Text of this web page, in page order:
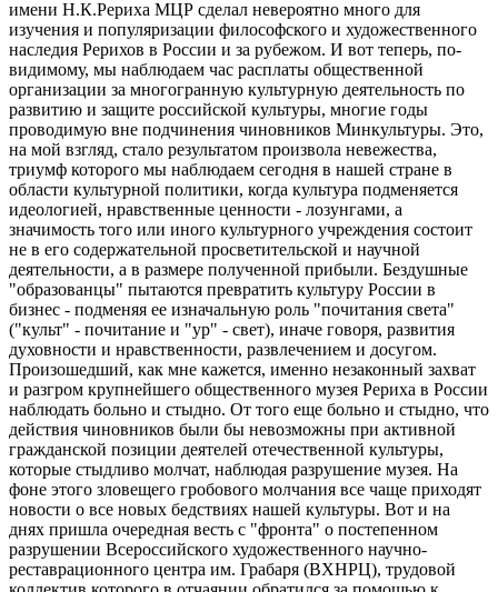
имени Н.К.Рериха МЦР сделал невероятно много для
изучения и популяризации философского и художественного
наследия Рерихов в России и за рубежом. И вот теперь, по-
видимому, мы наблюдаем час расплаты общественной
организации за многогранную культурную деятельность по
развитию и защите российской культуры, многие годы
проводимую вне подчинения чиновников Минкультуры. Это,
на мой взгляд, стало результатом произвола невежества,
триумф которого мы наблюдаем сегодня в нашей стране в
области культурной политики, когда культура подменяется
идеологией, нравственные ценности - лозунгами, а
значимость того или иного культурного учреждения состоит
не в его содержательной просветительской и научной
деятельности, а в размере полученной прибыли. Бездушные
"образованцы" пытаются превратить культуру России в
бизнес - подменяя ее изначальную роль "почитания света"
("культ" - почитание и "ур" - свет), иначе говоря, развития
духовности и нравственности, развлечением и досугом.
Произошедший, как мне кажется, именно незаконный захват
и разгром крупнейшего общественного музея Рериха в России
наблюдать больно и стыдно. От того еще больно и стыдно, что
действия чиновников были бы невозможны при активной
гражданской позиции деятелей отечественной культуры,
которые стыдливо молчат, наблюдая разрушение музея. На
фоне этого зловещего гробового молчания все чаще приходят
новости о все новых бедствиях нашей культуры. Вот и на
днях пришла очередная весть с "фронта" о постепенном
разрушении Всероссийского художественного научно-
реставрационного центра им. Грабаря (ВХНРЦ), трудовой